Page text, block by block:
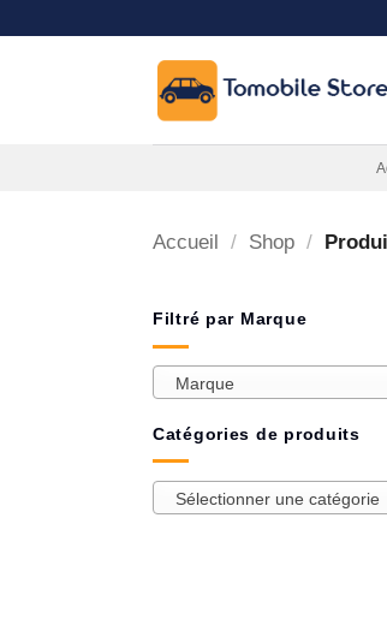
au
Accueil / Shop /
Filtré par Marque
Marque
Catégories de produits
Sélectionner une catégorie